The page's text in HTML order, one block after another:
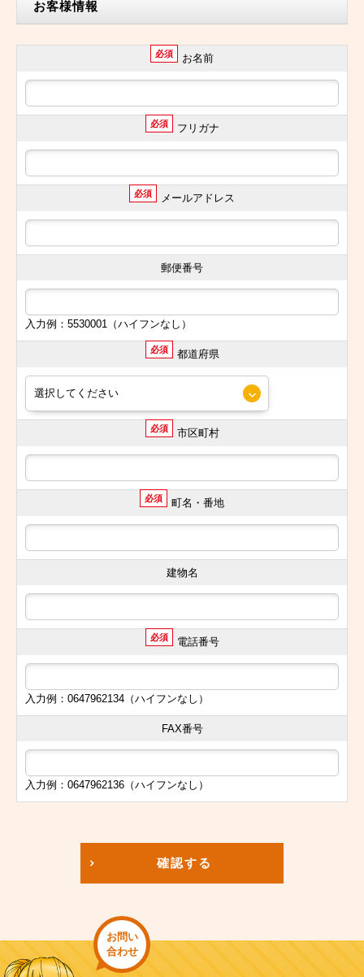
お客様情報
必須 お名前
必須 フリガナ
必須 メールアドレス
郵便番号
入力例：5530001（ハイフンなし）
必須 都道府県
必須 市区町村
必須 町名・番地
建物名
必須 電話番号
入力例：0647962134（ハイフンなし）
FAX番号
入力例：0647962136（ハイフンなし）
確認する
お問い
合わせ